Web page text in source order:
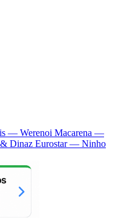
— Werenoi Macarena —
Dinaz Eurostar — Ninho